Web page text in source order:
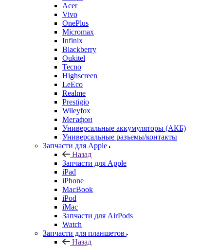
Acer
Vivo
OnePlus
Micromax
Infinix
Blackberry
Oukitel
Tecno
Highscreen
LeEco
Realme
Prestigio
Wileyfox
Мегафон
Универсальные аккумуляторы (АКБ)
Универсальные разъемы/контакты
Запчасти для Apple
Назад
Запчасти для Apple
iPad
iPhone
MacBook
iPod
iMac
Запчасти для AirPods
Watch
Запчасти для планшетов
Назад